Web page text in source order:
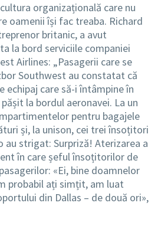
organizațională care nu
oamenii își fac treaba. Richard
britanic, a avut
la bord serviciile companiei
Airlines: „Pasagerii care se
Southwest au constatat că
echipaj care să-i întâmpine în
la bordul aeronavei. La un
pentru bagajele
și, la unison, cei trei însoțitori
au strigat: Surpriză! Aterizarea a
în care șeful însoțitorilor de
«Ei, bine doamnelor
probabil ați simțit, am luat
din Dallas – de două ori»,